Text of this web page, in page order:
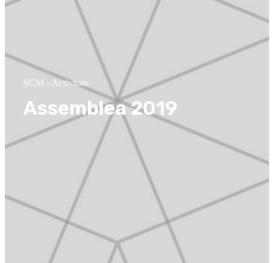
Assemblea 2019
SCM - Activitats